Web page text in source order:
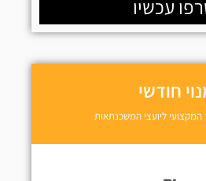
חודשי
המקצועי ליועצי המשכנתאות
עכשיו